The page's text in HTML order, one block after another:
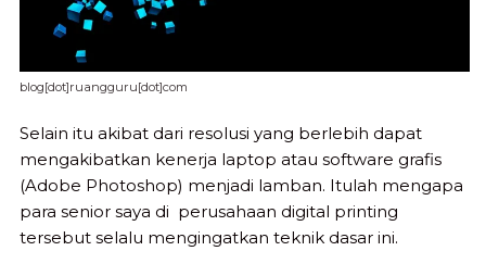
blog[dot]ruangguru[dot]com
Selain itu akibat dari resolusi yang berlebih dapat
mengakibatkan kenerja laptop atau software grafis
(Adobe Photoshop) menjadi lamban. Itulah mengapa
para senior saya di perusahaan digital printing
tersebut selalu mengingatkan teknik dasar ini.